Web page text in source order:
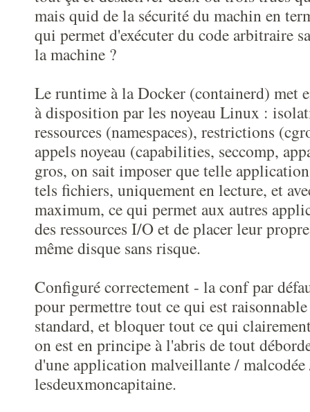
mais quid de la sécurité du machin en
qui permet d'exécuter du code arbitraire
la machine ?
Le runtime à la Docker (containerd) met
à disposition par les noyeau Linux :
ressources (namespaces), restrictions
appels noyeau (capabilities, seccomp,
gros, on sait imposer que telle
tels fichiers, uniquement en lecture, et
maximum, ce qui permet aux autres
des ressources I/O et de placer leur
même disque sans risque.
Configuré correctement - la conf par
pour permettre tout ce qui est
standard, et bloquer tout ce qui
on est en principe à l'abris de tout
d'une application malveillante / malcodée
lesdeuxmoncapitaine.